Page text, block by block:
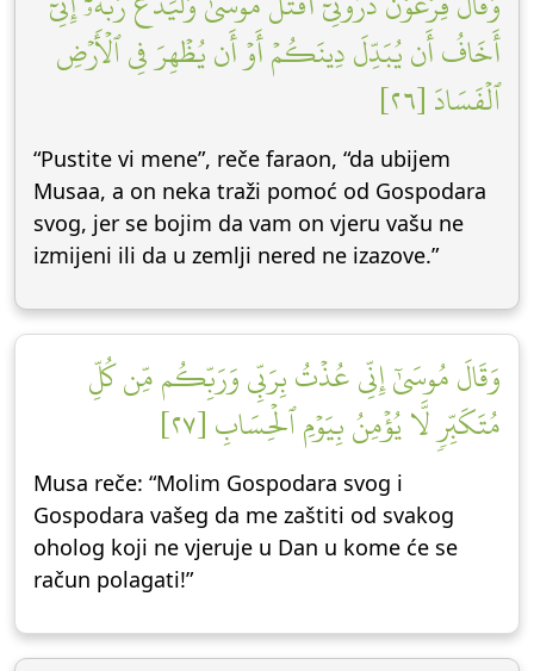
أَخَافُ أَن يُبَدِّلَ دِينَكُمۡ أَوۡ أَن يُظۡهِرَ فِي ٱلۡأَرۡضِ
ٱلۡفَسَادَ [٢٦]
“Pustite vi mene”, reče faraon, “da ubijem
Musaa, a on neka traži pomoć od Gospodara
svog, jer se bojim da vam on vjeru vašu ne
izmijeni ili da u zemlji nered ne izazove.”
وَقَالَ مُوسَىٰٓ إِنِّي عُذۡتُ بِرَبِّي وَرَبِّكُم مِّن كُلِّ
مُتَكَبِّرٖ لَّا يُؤۡمِنُ بِيَوۡمِ ٱلۡحِسَابِ [٢٧]
Musa reče: “Molim Gospodara svog i
Gospodara vašeg da me zaštiti od svakog
oholog koji ne vjeruje u Dan u kome će se
račun polagati!”